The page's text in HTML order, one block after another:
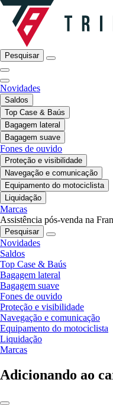
Pesquisar
Novidades
Saldos
Top Case & Baús
Bagagem lateral
Bagagem suave
Fones de ouvido
Proteção e visibilidade
Navegação e comunicação
Equipamento do motociclista
Liquidação
Marcas
Assistência pós-venda na
Pesquisar
Novidades
Saldos
Top Case & Baús
Bagagem lateral
Bagagem suave
Fones de ouvido
Proteção e visibilidade
Navegação e comunicação
Equipamento do motociclista
Liquidação
Marcas
Adicionando ao